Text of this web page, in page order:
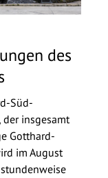
des
Süd-
insgesamt
Gotthard-
im August